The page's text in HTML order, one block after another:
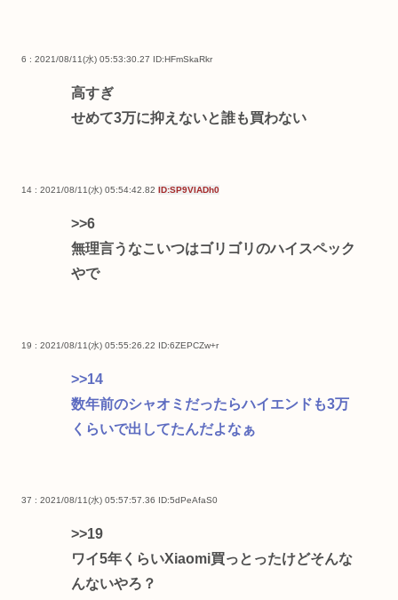
6 : 2021/08/11(水) 05:53:30.27 ID:HFmSkaRkr
高すぎ
せめて3万に抑えないと誰も買わない
14 : 2021/08/11(水) 05:54:42.82 ID:SP9VIADh0
>>6
無理言うなこいつはゴリゴリのハイスペック
やで
19 : 2021/08/11(水) 05:55:26.22 ID:6ZEPCZw+r
>>14
数年前のシャオミだったらハイエンドも3万
くらいで出してたんだよなぁ
37 : 2021/08/11(水) 05:57:57.36 ID:5dPeAfaS0
>>19
ワイ5年くらいXiaomi買っとったけどそんな
んないやろ？